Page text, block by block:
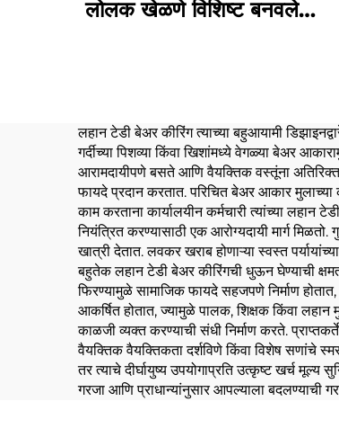
लोलक खेळणे विशिष्ट बनवलेले
लहान टेडी बेअर कीरिंग त्याच्या बहुआयामी
गर्दीच्या पिशव्या किंवा खिशांमध्ये वेगळ्या बेअर
आरामदायीपणे बसते आणि वैयक्तिक वस्तूंना
फायदे प्रदान करतात. परिचित बेअर आकार मुलाच्या
काम करताना कार्यालयीन कर्मचारी त्यांच्या लहान
नियंत्रित करण्यासाठी एक आरोग्यदायी मार्ग
खात्री देतात. लवकर खराब होणाऱ्या स्वस्त
बहुतेक लहान टेडी बेअर कीरिंगची धुऊन घेण्याची
फिरण्यामुळे सामाजिक फायदे सहजपणे निर्माण
आकर्षित होतात, ज्यामुळे पालक, शिक्षक किंवा
काळजी व्यक्त करण्याची संधी निर्माण करते.
वैयक्तिक वैयक्तिकता दर्शविणे किंवा विशेष सणांचे
तर त्याचे दीर्घायुष्य उपयोगाप्रति उत्कृष्ट खर्च मूल्य
गरजा आणि प्राधान्यांनुसार आपल्याला बदलण्याची